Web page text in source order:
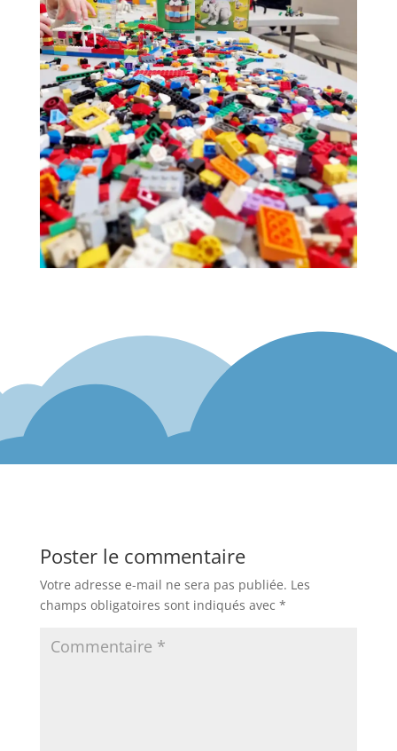
Poster le commentaire
Votre adresse e-mail ne sera pas publiée. Les
champs obligatoires sont indiqués avec *